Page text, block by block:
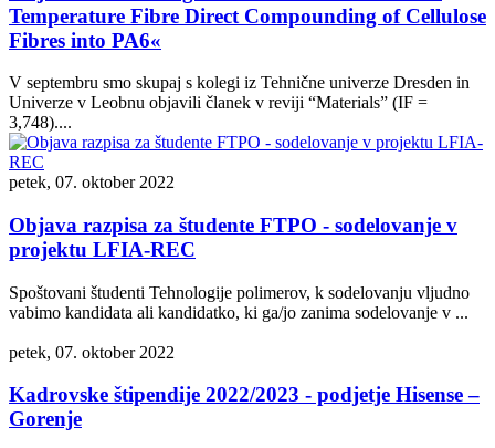
Temperature Fibre Direct Compounding of Cellulose
Fibres into PA6«
V septembru smo skupaj s kolegi iz Tehnične univerze Dresden in
Univerze v Leobnu objavili članek v reviji “Materials” (IF =
3,748)....
petek, 07. oktober 2022
Objava razpisa za študente FTPO - sodelovanje v
projektu LFIA-REC
Spoštovani študenti Tehnologije polimerov, k sodelovanju vljudno
vabimo kandidata ali kandidatko, ki ga/jo zanima sodelovanje v ...
petek, 07. oktober 2022
Kadrovske štipendije 2022/2023 - podjetje Hisense –
Gorenje